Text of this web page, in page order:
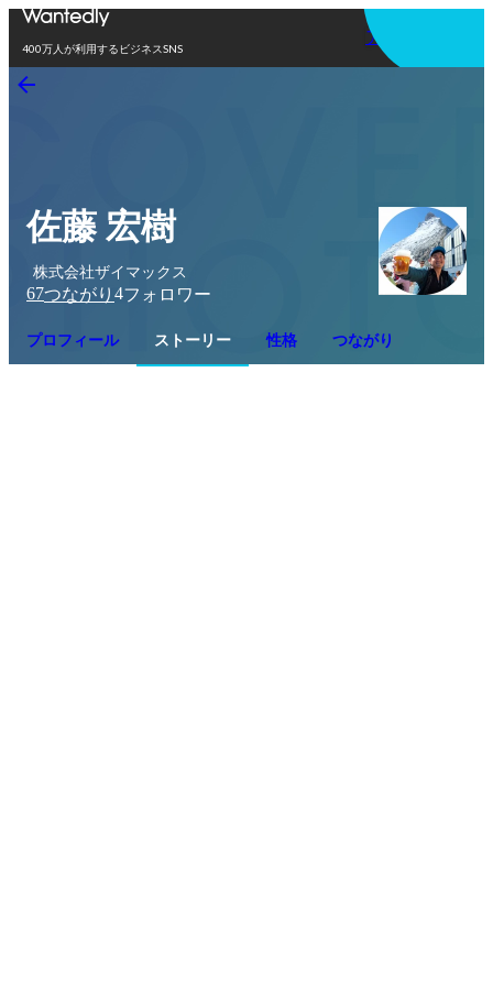
400万人が利用するビジネスSNS
アプリを使う
佐藤 宏樹
株式会社ザイマックス
67つながり 4フォロワー
プロフィール ストーリー 性格 つながり